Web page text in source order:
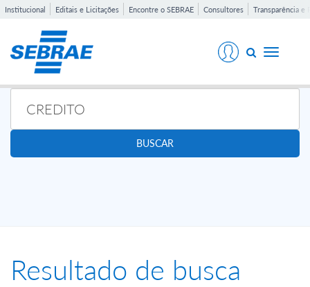
Institucional Editais e Licitações Encontre o SEBRAE Consultores Transparência e
Toggle
BUSCAR
Resultado de busca